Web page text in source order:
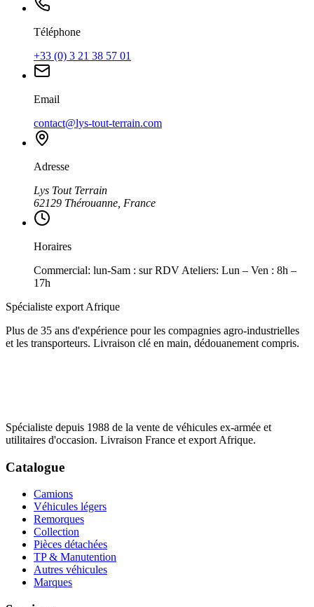
Téléphone
+33 (0) 3 21 38 57 01
Email
contact@lys-tout-terrain.com
Adresse
Lys Tout Terrain
62129 Thérouanne, France
Horaires
Commercial: lun-Sam : sur RDV Ateliers: Lun – Ven : 8h –
17h
Spécialiste export Afrique
Plus de 35 ans d'expérience pour les compagnies agro-industrielles
et les transporteurs. Livraison clé en main, dédouanement compris.
Spécialiste depuis 1988 de la vente de véhicules ex-armée et
utilitaires d'occasion. Livraison France et export Afrique.
Catalogue
Camions
Véhicules légers
Remorques
Collection
Pièces détachées
TP & Manutention
Autres véhicules
Marques